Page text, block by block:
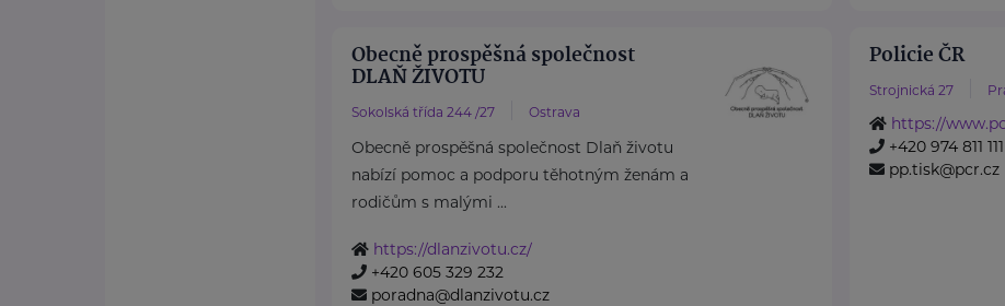
Obecně prospěšná společnost
DLAŇ ŽIVOTU
Sokolská třída 244 /27 Ostrava
Obecně prospěšná společnost Dlaň životu
nabízí pomoc a podporu těhotným ženám a
rodičům s malými ...
https://dlanzivotu.cz/
+420 605 329 232
poradna@dlanzivotu.cz
Policie ČR
Strojnická 27
https://
+420 974 811 111
pp.tisk@pcr.cz